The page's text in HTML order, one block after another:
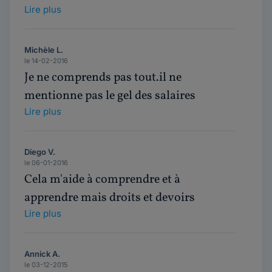
Lire plus
Michèle L.
le 14-02-2016
Je ne comprends pas tout.il ne
mentionne pas le gel des salaires
Lire plus
Diego V.
le 06-01-2016
Cela m'aide à comprendre et à
apprendre mais droits et devoirs
Lire plus
Annick A.
le 03-12-2015